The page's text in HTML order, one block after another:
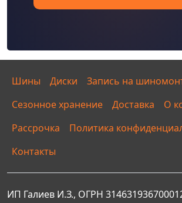
Шины Диски Запись на
Сезонное хранение
Доставка О
Рассрочка
Политика
Контакты
ИП Галиев И.З., ОГРН